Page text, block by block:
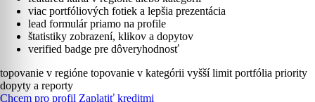
viac portfóliových fotiek a lepšia prezentácia
lead formulár priamo na profile
štatistiky zobrazení, klikov a dopytov
verified badge pre dôveryhodnosť
topovanie v regióne topovanie v kategórii vyšší limit portfólia priority
dopyty a reporty
Chcem pro profil Zaplatiť kreditmi